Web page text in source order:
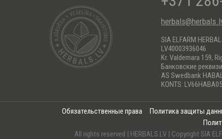
SIA ELFARM
LV40003936046
Kr. Valdemara 159,
Банковские
AS Swedbank
KONTS:
Обязательственные права
Политика защиты
All rights reserved | HERBALS.LV | Copyright SIA